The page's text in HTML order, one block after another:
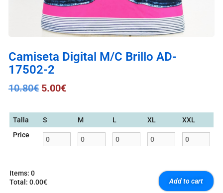
Camiseta Digital M/C Brillo AD-
17502-2
10.80€ 5.00€
Talla S M L XL
XXL
Price
Items: 0
Total : 0.00€
Add to cart